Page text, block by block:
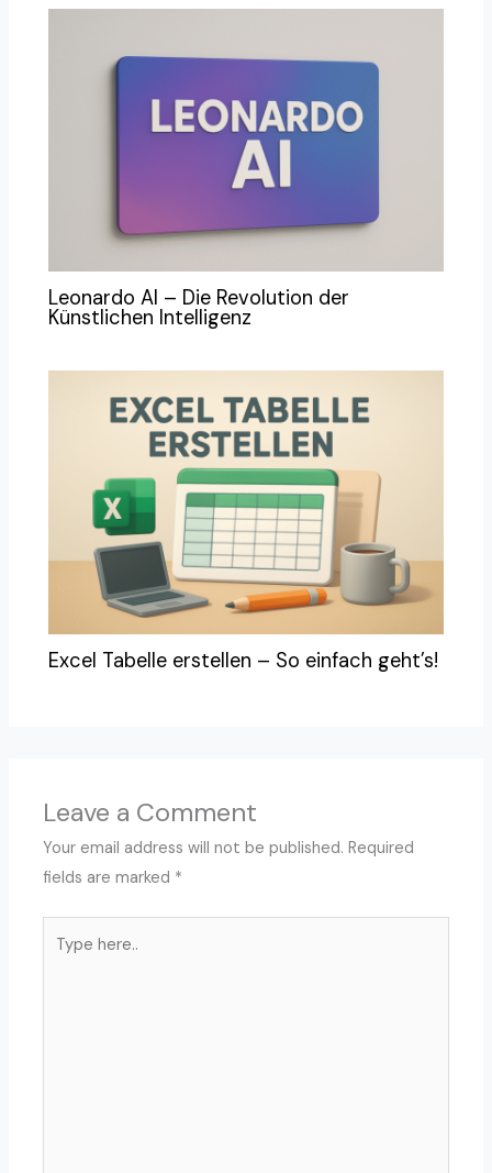
Leonardo AI – Die Revolution der
Künstlichen Intelligenz
Excel Tabelle erstellen – So einfach geht’s!
Leave a Comment
Your email address will not be published. Required
fields are marked *
here..